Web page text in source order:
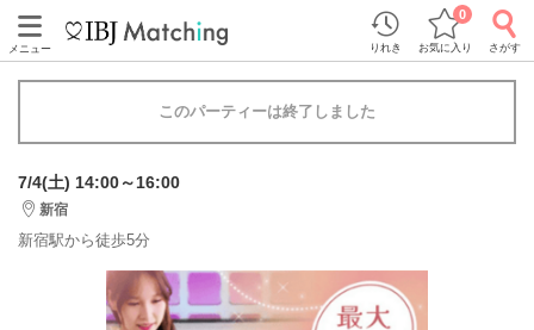
メニュー りれき お気に入り
0
さがす
このパーティーは終了しました
7/4(土) 14:00～16:00
新宿
新宿駅から徒歩5分